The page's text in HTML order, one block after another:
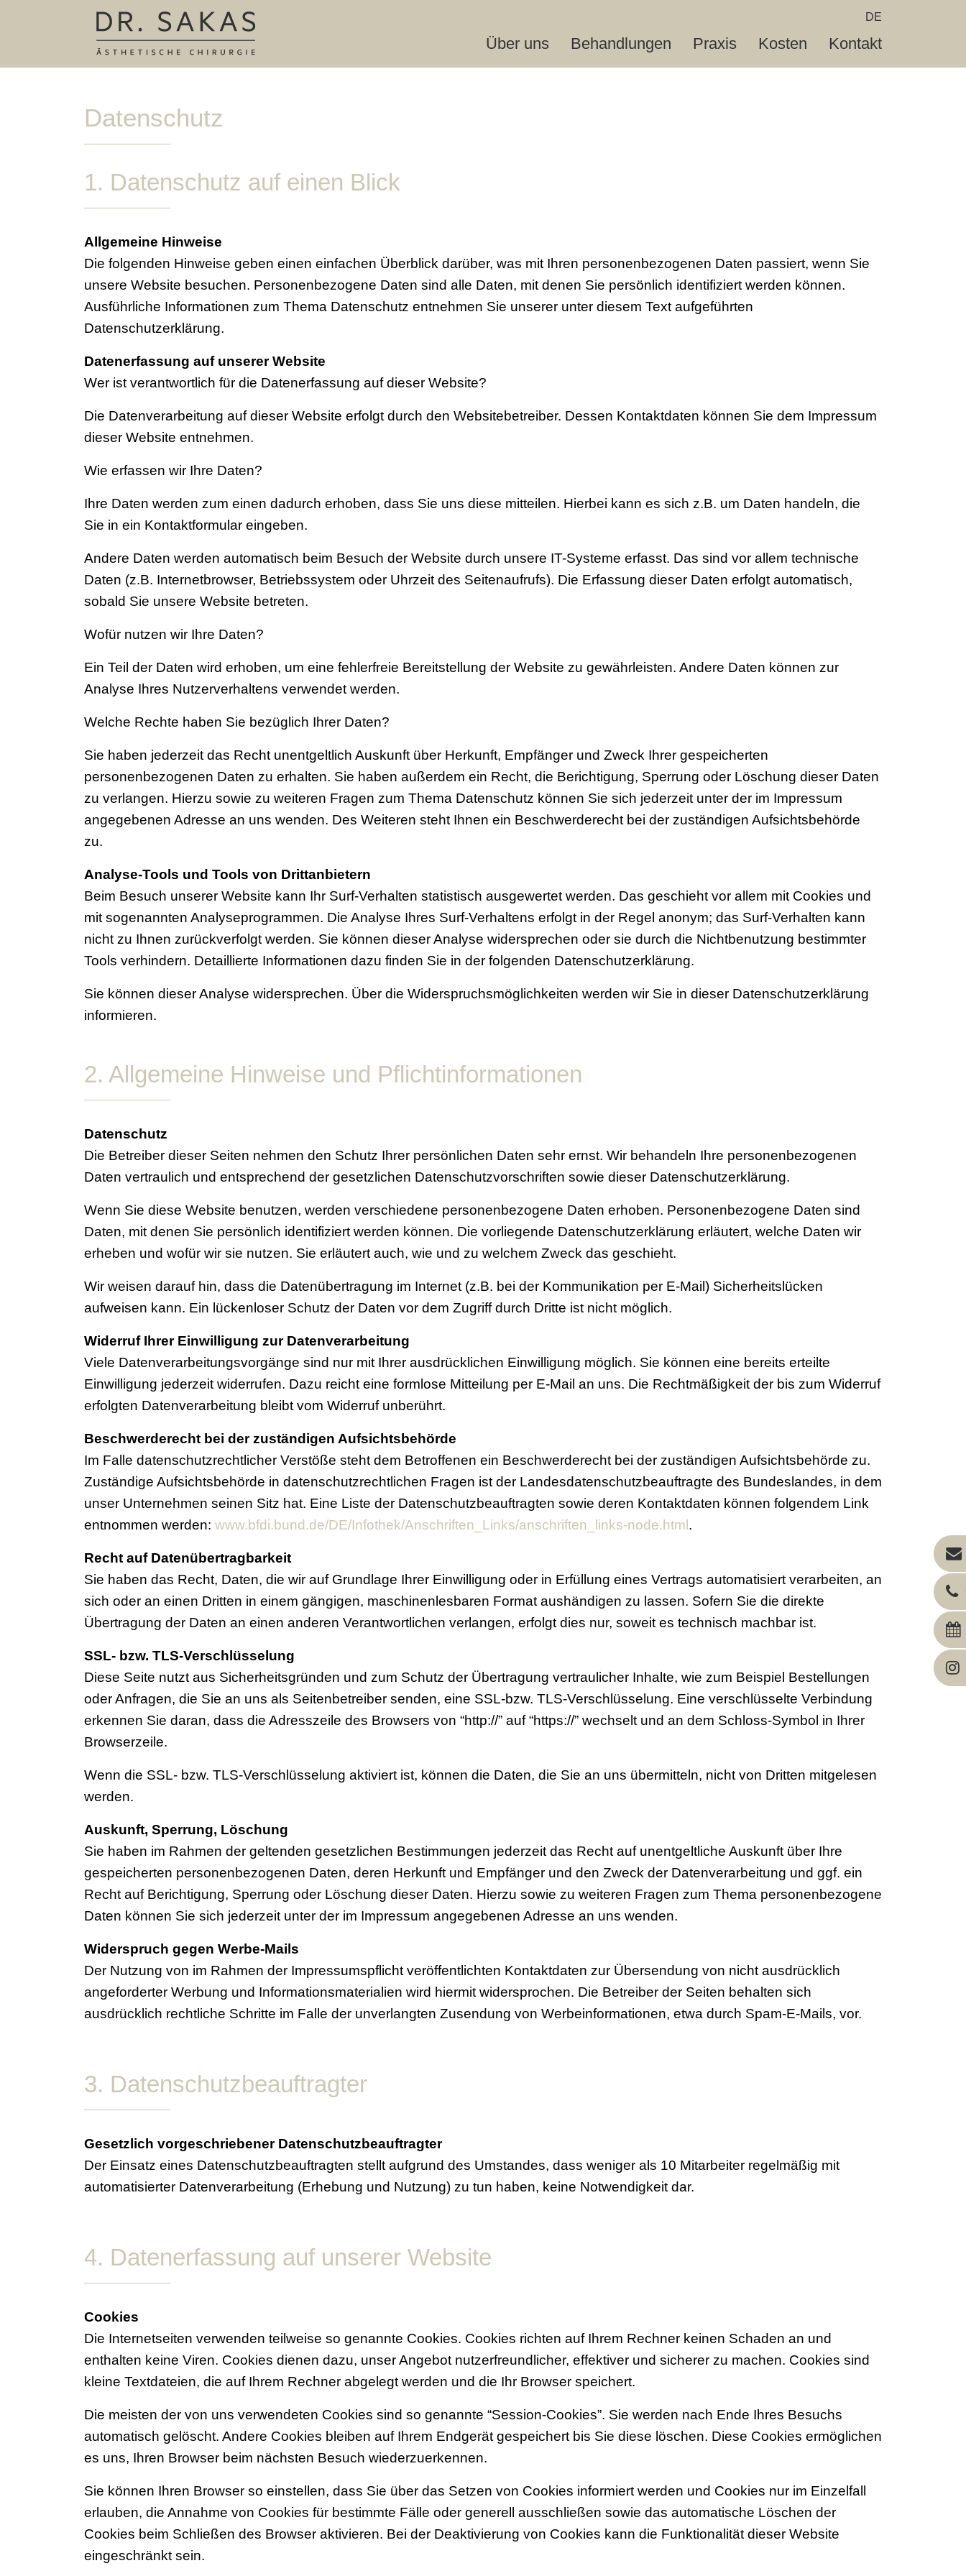
DE
Über uns Behandlungen Praxis Kosten Kontakt
Datenschutz
1. Datenschutz auf einen Blick
Allgemeine Hinweise
Die folgenden Hinweise geben einen einfachen Überblick darüber, was mit Ihren personenbezogenen Daten passiert, wenn Sie
unsere Website besuchen. Personenbezogene Daten sind alle Daten, mit denen Sie persönlich identifiziert werden können.
Ausführliche Informationen zum Thema Datenschutz entnehmen Sie unserer unter diesem Text aufgeführten
Datenschutzerklärung.
Datenerfassung auf unserer Website
Wer ist verantwortlich für die Datenerfassung auf dieser Website?
Die Datenverarbeitung auf dieser Website erfolgt durch den Websitebetreiber. Dessen Kontaktdaten können Sie dem Impressum
dieser Website entnehmen.
Wie erfassen wir Ihre Daten?
Ihre Daten werden zum einen dadurch erhoben, dass Sie uns diese mitteilen. Hierbei kann es sich z.B. um Daten handeln, die
Sie in ein Kontaktformular eingeben.
Andere Daten werden automatisch beim Besuch der Website durch unsere IT-Systeme erfasst. Das sind vor allem technische
Daten (z.B. Internetbrowser, Betriebssystem oder Uhrzeit des Seitenaufrufs). Die Erfassung dieser Daten erfolgt automatisch,
sobald Sie unsere Website betreten.
Wofür nutzen wir Ihre Daten?
Ein Teil der Daten wird erhoben, um eine fehlerfreie Bereitstellung der Website zu gewährleisten. Andere Daten können zur
Analyse Ihres Nutzerverhaltens verwendet werden.
Welche Rechte haben Sie bezüglich Ihrer Daten?
Sie haben jederzeit das Recht unentgeltlich Auskunft über Herkunft, Empfänger und Zweck Ihrer gespeicherten
personenbezogenen Daten zu erhalten. Sie haben außerdem ein Recht, die Berichtigung, Sperrung oder Löschung dieser Daten
zu verlangen. Hierzu sowie zu weiteren Fragen zum Thema Datenschutz können Sie sich jederzeit unter der im Impressum
angegebenen Adresse an uns wenden. Des Weiteren steht Ihnen ein Beschwerderecht bei der zuständigen Aufsichtsbehörde
zu.
Analyse-Tools und Tools von Drittanbietern
Beim Besuch unserer Website kann Ihr Surf-Verhalten statistisch ausgewertet werden. Das geschieht vor allem mit Cookies und
mit sogenannten Analyseprogrammen. Die Analyse Ihres Surf-Verhaltens erfolgt in der Regel anonym; das Surf-Verhalten kann
nicht zu Ihnen zurückverfolgt werden. Sie können dieser Analyse widersprechen oder sie durch die Nichtbenutzung bestimmter
Tools verhindern. Detaillierte Informationen dazu finden Sie in der folgenden Datenschutzerklärung.
Sie können dieser Analyse widersprechen. Über die Widerspruchsmöglichkeiten werden wir Sie in dieser Datenschutzerklärung
informieren.
2. Allgemeine Hinweise und Pflichtinformationen
Datenschutz
Die Betreiber dieser Seiten nehmen den Schutz Ihrer persönlichen Daten sehr ernst. Wir behandeln Ihre personenbezogenen
Daten vertraulich und entsprechend der gesetzlichen Datenschutzvorschriften sowie dieser Datenschutzerklärung.
Wenn Sie diese Website benutzen, werden verschiedene personenbezogene Daten erhoben. Personenbezogene Daten sind
Daten, mit denen Sie persönlich identifiziert werden können. Die vorliegende Datenschutzerklärung erläutert, welche Daten wir
erheben und wofür wir sie nutzen. Sie erläutert auch, wie und zu welchem Zweck das geschieht.
Wir weisen darauf hin, dass die Datenübertragung im Internet (z.B. bei der Kommunikation per E-Mail) Sicherheitslücken
aufweisen kann. Ein lückenloser Schutz der Daten vor dem Zugriff durch Dritte ist nicht möglich.
Widerruf Ihrer Einwilligung zur Datenverarbeitung
Viele Datenverarbeitungsvorgänge sind nur mit Ihrer ausdrücklichen Einwilligung möglich. Sie können eine bereits erteilte
Einwilligung jederzeit widerrufen. Dazu reicht eine formlose Mitteilung per E-Mail an uns. Die Rechtmäßigkeit der bis zum Widerruf
erfolgten Datenverarbeitung bleibt vom Widerruf unberührt.
Beschwerderecht bei der zuständigen Aufsichtsbehörde
Im Falle datenschutzrechtlicher Verstöße steht dem Betroffenen ein Beschwerderecht bei der zuständigen Aufsichtsbehörde zu.
Zuständige Aufsichtsbehörde in datenschutzrechtlichen Fragen ist der Landesdatenschutzbeauftragte des Bundeslandes, in dem
unser Unternehmen seinen Sitz hat. Eine Liste der Datenschutzbeauftragten sowie deren Kontaktdaten können folgendem Link
entnommen werden: www.bfdi.bund.de/DE/Infothek/Anschriften_Links/anschriften_links-node.html .
Recht auf Datenübertragbarkeit
Sie haben das Recht, Daten, die wir auf Grundlage Ihrer Einwilligung oder in Erfüllung eines Vertrags automatisiert verarbeiten, an
sich oder an einen Dritten in einem gängigen, maschinenlesbaren Format aushändigen zu lassen. Sofern Sie die direkte
Übertragung der Daten an einen anderen Verantwortlichen verlangen, erfolgt dies nur, soweit es technisch machbar ist.
SSL- bzw. TLS-Verschlüsselung
Diese Seite nutzt aus Sicherheitsgründen und zum Schutz der Übertragung vertraulicher Inhalte, wie zum Beispiel Bestellungen
oder Anfragen, die Sie an uns als Seitenbetreiber senden, eine SSL-bzw. TLS-Verschlüsselung. Eine verschlüsselte Verbindung
erkennen Sie daran, dass die Adresszeile des Browsers von “http://” auf “https://” wechselt und an dem Schloss-Symbol in Ihrer
Browserzeile.
Wenn die SSL- bzw. TLS-Verschlüsselung aktiviert ist, können die Daten, die Sie an uns übermitteln, nicht von Dritten mitgelesen
werden.
Auskunft, Sperrung, Löschung
Sie haben im Rahmen der geltenden gesetzlichen Bestimmungen jederzeit das Recht auf unentgeltliche Auskunft über Ihre
gespeicherten personenbezogenen Daten, deren Herkunft und Empfänger und den Zweck der Datenverarbeitung und ggf. ein
Recht auf Berichtigung, Sperrung oder Löschung dieser Daten. Hierzu sowie zu weiteren Fragen zum Thema personenbezogene
Daten können Sie sich jederzeit unter der im Impressum angegebenen Adresse an uns wenden.
Widerspruch gegen Werbe-Mails
Der Nutzung von im Rahmen der Impressumspflicht veröffentlichten Kontaktdaten zur Übersendung von nicht ausdrücklich
angeforderter Werbung und Informationsmaterialien wird hiermit widersprochen. Die Betreiber der Seiten behalten sich
ausdrücklich rechtliche Schritte im Falle der unverlangten Zusendung von Werbeinformationen, etwa durch Spam-E-Mails, vor.
3. Datenschutzbeauftragter
Gesetzlich vorgeschriebener Datenschutzbeauftragter
Der Einsatz eines Datenschutzbeauftragten stellt aufgrund des Umstandes, dass weniger als 10 Mitarbeiter regelmäßig mit
automatisierter Datenverarbeitung (Erhebung und Nutzung) zu tun haben, keine Notwendigkeit dar.
4. Datenerfassung auf unserer Website
Cookies
Die Internetseiten verwenden teilweise so genannte Cookies. Cookies richten auf Ihrem Rechner keinen Schaden an und
enthalten keine Viren. Cookies dienen dazu, unser Angebot nutzerfreundlicher, effektiver und sicherer zu machen. Cookies sind
kleine Textdateien, die auf Ihrem Rechner abgelegt werden und die Ihr Browser speichert.
Die meisten der von uns verwendeten Cookies sind so genannte “Session-Cookies”. Sie werden nach Ende Ihres Besuchs
automatisch gelöscht. Andere Cookies bleiben auf Ihrem Endgerät gespeichert bis Sie diese löschen. Diese Cookies ermöglichen
es uns, Ihren Browser beim nächsten Besuch wiederzuerkennen.
Sie können Ihren Browser so einstellen, dass Sie über das Setzen von Cookies informiert werden und Cookies nur im Einzelfall
erlauben, die Annahme von Cookies für bestimmte Fälle oder generell ausschließen sowie das automatische Löschen der
Cookies beim Schließen des Browser aktivieren. Bei der Deaktivierung von Cookies kann die Funktionalität dieser Website
eingeschränkt sein.